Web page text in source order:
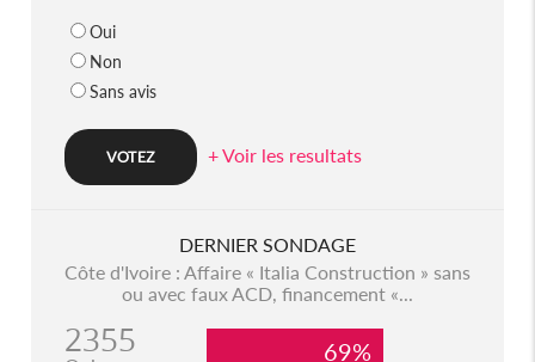
Oui
Non
Sans avis
+ Voir les resultats
DERNIER SONDAGE
Côte d'Ivoire : Affaire « Italia Construction » sans
ou avec faux ACD, financement «...
2355 69%